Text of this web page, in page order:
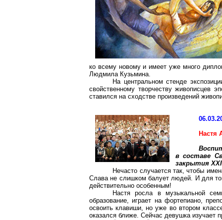
ко всему новому и имеет уже много
Людмила Кузьмина.
На центральном стенде
свойственному творчеству живописцев
ставился на сходстве произведений
Настя
в составе
закрытия
Нечасто случается так, чтобы
Слава не слишком балует людей. И для
действительно особенным!
Настя росла в музыкальной
образование, играет на фортепиано,
освоить клавиши, но уже во втором
оказался ближе. Сейчас девушка изучает